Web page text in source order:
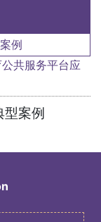
例
共服务平台应
型案例